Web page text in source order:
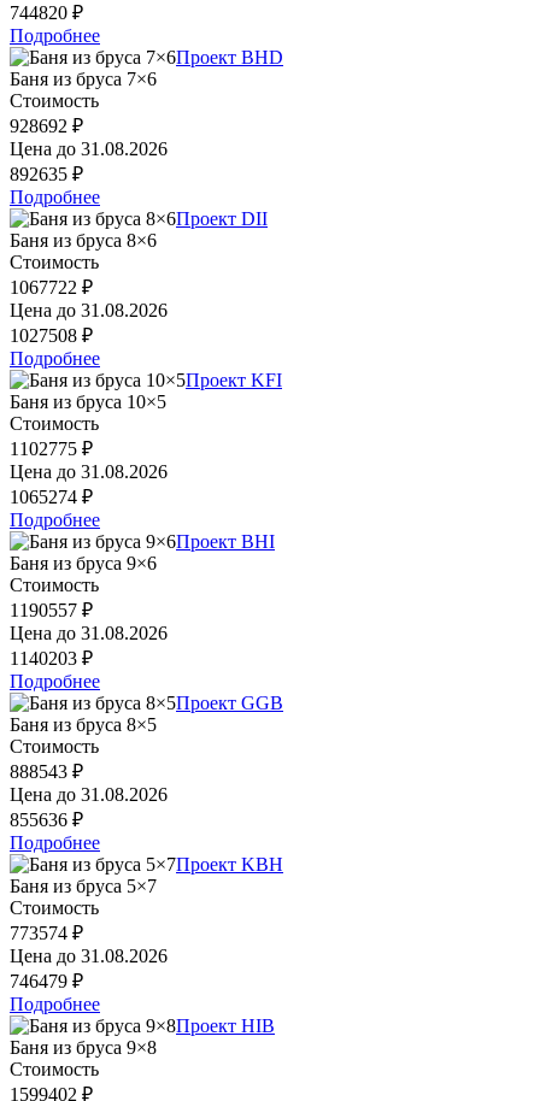
744820 ₽
Подробнее
Проект BHD
Баня из бруса 7×6
Стоимость
928692 ₽
Цена до 31.08.2026
892635 ₽
Подробнее
Проект DII
Баня из бруса 8×6
Стоимость
1067722 ₽
Цена до 31.08.2026
1027508 ₽
Подробнее
Проект KFI
Баня из бруса 10×5
Стоимость
1102775 ₽
Цена до 31.08.2026
1065274 ₽
Подробнее
Проект BHI
Баня из бруса 9×6
Стоимость
1190557 ₽
Цена до 31.08.2026
1140203 ₽
Подробнее
Проект GGB
Баня из бруса 8×5
Стоимость
888543 ₽
Цена до 31.08.2026
855636 ₽
Подробнее
Проект KBH
Баня из бруса 5×7
Стоимость
773574 ₽
Цена до 31.08.2026
746479 ₽
Подробнее
Проект HIB
Баня из бруса 9×8
Стоимость
1599402 ₽